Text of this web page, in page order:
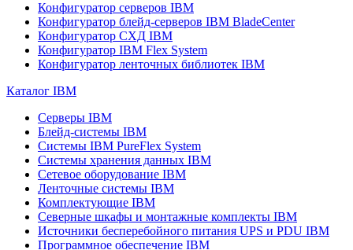
Конфигуратор серверов IBM
Конфигуратор блейд-серверов IBM BladeCenter
Конфигуратор СХД IBM
Конфигуратор IBM Flex System
Конфигуратор ленточных библиотек IBM
Каталог IBM
Серверы IBM
Блейд-системы IBM
Системы IBM PureFlex System
Системы хранения данных IBM
Сетевое оборудование IBM
Ленточные системы IBM
Комплектующие IBM
Северные шкафы и монтажные комплекты IBM
Источники бесперебойного питания UPS и PDU IBM
Программное обеспечение IBM